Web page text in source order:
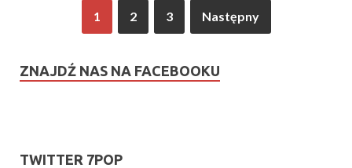
1 2 3 Następny
ZNAJDŹ NAS NA FACEBOOKU
TWITTER 7POP